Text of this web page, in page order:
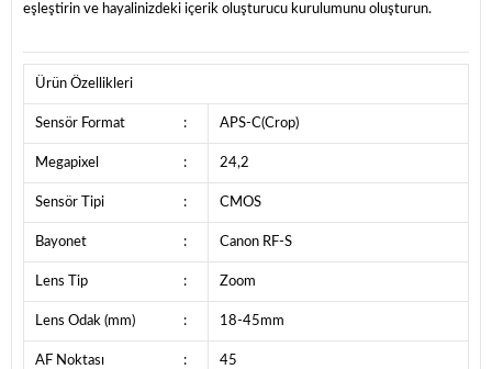
eşleştirin ve hayalinizdeki içerik oluşturucu kurulumunu oluşturun.
Ürün Özellikleri
Sensör Format : APS-C(Crop)
Megapixel : 24,2
Sensör Tipi : CMOS
Bayonet : Canon RF-S
Lens Tip : Zoom
Lens Odak (mm) : 18-45mm
AF Noktası : 45